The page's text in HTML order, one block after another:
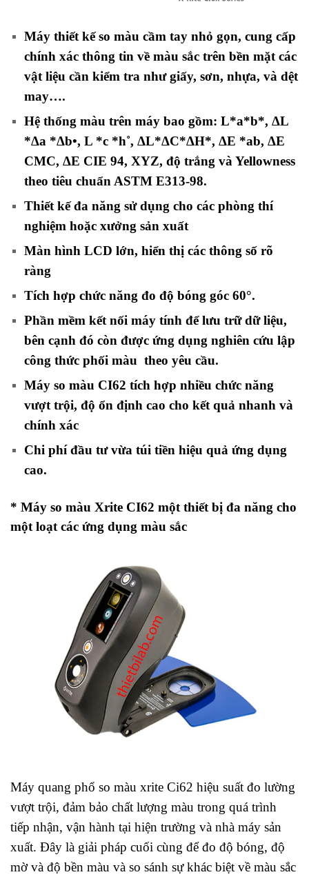
Máy thiết kế so màu cầm tay nhỏ gọn, cung cấp
chính xác thông tin về màu sắc trên bền mặt các
vật liệu cần kiểm tra như giấy, sơn, nhựa, và dệt
may….
Hệ thống màu trên máy bao gồm: L*a*b*, ΔL
*Δa *Δb•, L *c *h˚, ΔL*ΔC*ΔH*, ΔE *ab, ΔE
CMC, ΔE CIE 94, XYZ, độ trắng và Yellowness
theo tiêu chuẩn ASTM E313-98.
Thiết kế đa năng sử dụng cho các phòng thí
nghiệm hoặc xưởng sản xuất
Màn hình LCD lớn, hiển thị các thông số rõ
ràng
Tích hợp chức năng đo độ bóng góc 60°.
Phần mềm kết nối máy tính để lưu trữ dữ liệu,
bên cạnh đó còn được ứng dụng nghiên cứu lập
công thức phối màu theo yêu cầu.
Máy so màu CI62 tích hợp nhiều chức năng
vượt trội, độ ổn định cao cho kết quả nhanh và
chính xác
Chi phí đầu tư vừa túi tiền hiệu quả ứng dụng
cao.
* Máy so màu Xrite CI62 một thiết bị đa năng cho
một loạt các ứng dụng màu sắc
Máy quang phổ so màu xrite Ci62 hiệu suất đo lường
vượt trội, đảm bảo chất lượng màu trong quá trình
tiếp nhận, vận hành tại hiện trường và nhà máy sản
xuất. Đây là giải pháp cuối cùng để đo độ bóng, độ
mờ và độ bền màu và so sánh sự khác biệt về màu sắc